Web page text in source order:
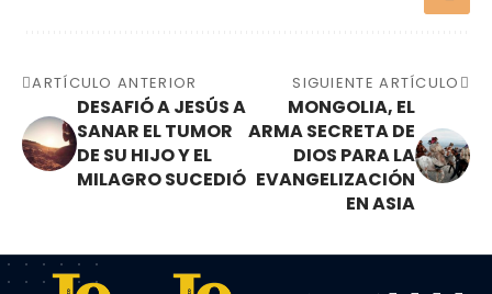
ARTÍCULO ANTERIOR
DESAFIÓ A JESÚS A
SANAR EL TUMOR
DE SU HIJO Y EL
MILAGRO SUCEDIÓ
SIGUIENTE ARTÍCULO
MONGOLIA, EL
ARMA SECRETA DE
DIOS PARA LA
EVANGELIZACIÓN
EN ASIA